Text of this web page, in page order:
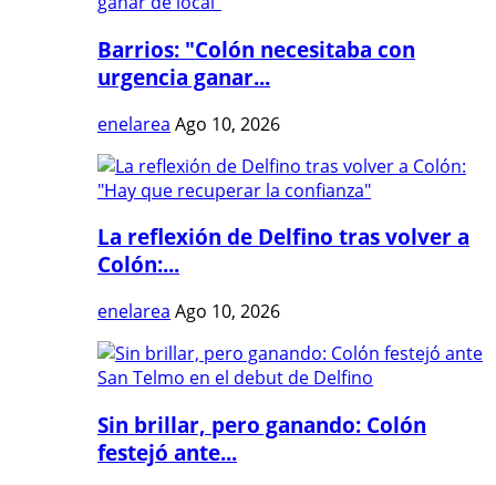
Barrios: "Colón necesitaba con
urgencia ganar...
enelarea Ago 10, 2026
La reflexión de Delfino tras volver a
Colón:...
enelarea Ago 10, 2026
Sin brillar, pero ganando: Colón
festejó ante...